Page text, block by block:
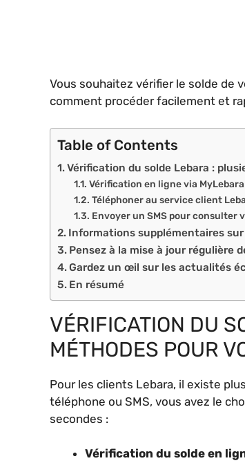
Vous souhaitez vérifier le solde de
comment procéder facilement et
Table of Contents
Vérification du solde Lebara :
Vérification en ligne via MyLebara
Téléphoner au service client
Envoyer un SMS pour consulter
Informations supplémentaires
Pensez à la mise à jour régulière
Gardez un œil sur les actualités
En résumé
VÉRIFICATION DU
MÉTHODES POUR
Pour les clients Lebara, il existe
téléphone ou SMS, vous avez le
secondes :
Vérification du solde en